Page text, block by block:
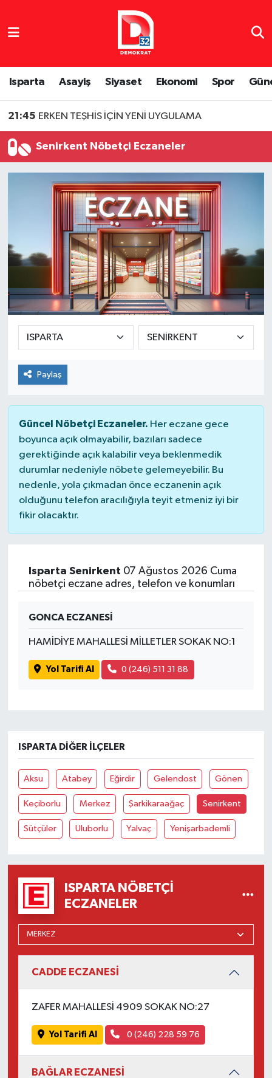
Isparta Asayiş Siyaset Ekonomi Spor
21:45 ERKEN TEŞHİS İÇİN YENİ UYGULAMA
Senirkent Nöbetçi Eczaneler
Paylaş
Güncel Nöbetçi Eczaneler. Her eczane gece
boyunca açık olmayabilir, bazıları sadece
gerektiğinde açık kalabilir veya beklenmedik
durumlar nedeniyle nöbete gelemeyebilir. Bu
nedenle, yola çıkmadan önce eczanenin açık
olduğunu telefon aracılığıyla teyit etmeniz iyi bir
fikir olacaktır.
Isparta Senirkent 07 Ağustos 2026 Cuma
nöbetçi eczane adres, telefon ve konumları
GONCA ECZANESİ
HAMİDİYE MAHALLESİ MİLLETLER SOKAK NO:1
Yol Tarifi Al 0 (246) 511 31 88
ISPARTA DIĞER İLÇELER
Aksu Atabey Eğirdir Gelendost Gönen
Keçiborlu Merkez Şarkikaraağaç Senirkent
Sütçüler Uluborlu Yalvaç Yenişarbademli
ISPARTA NÖBETÇI
ECZANELER
CADDE ECZANESİ
ZAFER MAHALLESİ 4909 SOKAK NO:27
Yol Tarifi Al 0 (246) 228 59 76
BAĞLAR ECZANESİ
Isparta Nöbetçi Eczaneler
Isparta Hava Durumu
Tüm Manşetler
Son Dakika Haberleri
Haber Arşivi